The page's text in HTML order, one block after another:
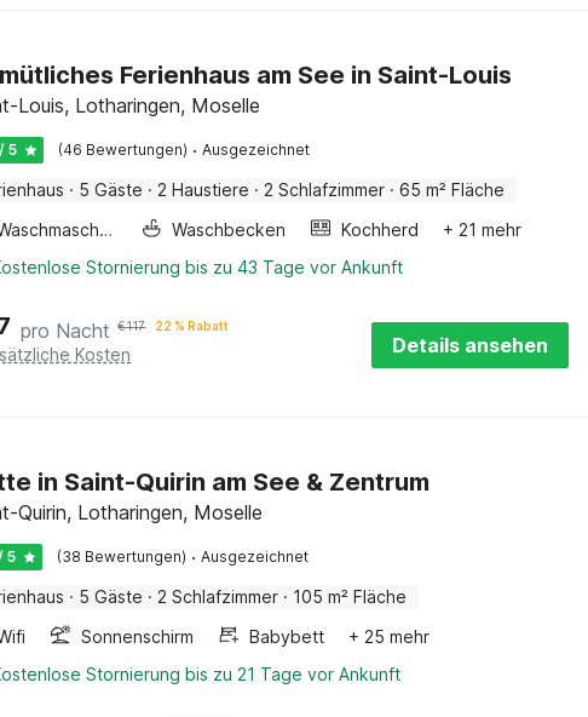
Ferienhaus am See in Saint-Louis
Louis, Lotharingen, Moselle
5 (46 Bewertungen) · Ausgezeichnet
· 5 Gäste · 2 Haustiere · 2 Schlafzimmer · 65 m² Fläche
Waschmaschine
Waschbecken Kochherd
+ 21 mehr
Stornierung bis zu 43 Tage vor Ankunft
pro Nacht €117 22 % Rabatt
Kosten Details ansehen
in Saint-Quirin am See & Zentrum
Quirin, Lotharingen, Moselle
5 (38 Bewertungen) · Ausgezeichnet
· 5 Gäste · 2 Schlafzimmer · 105 m² Fläche
Sonnenschirm Babybett
+ 25 mehr
Stornierung bis zu 21 Tage vor Ankunft